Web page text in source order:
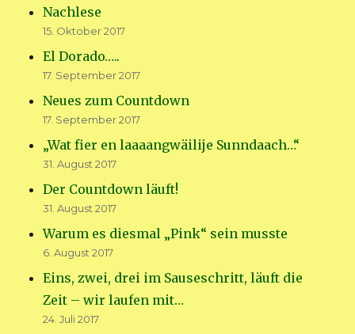
Nachlese
15. Oktober 2017
El Dorado…..
17. September 2017
Neues zum Countdown
17. September 2017
„Wat fier en laaaangwäilije Sunndaach…“
31. August 2017
Der Countdown läuft!
31. August 2017
Warum es diesmal „Pink“ sein musste
6. August 2017
Eins, zwei, drei im Sauseschritt, läuft die
Zeit – wir laufen mit…
24. Juli 2017